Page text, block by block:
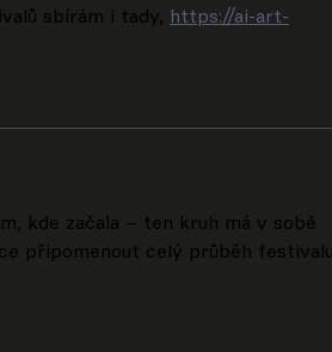
sbírám i tady, https://ai-art-
kde začala – ten kruh má v sobě
připomenout celý průběh